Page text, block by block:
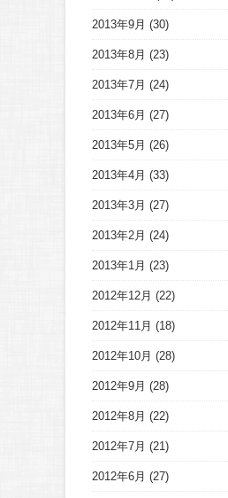
2013年9月 (30)
2013年8月 (23)
2013年7月 (24)
2013年6月 (27)
2013年5月 (26)
2013年4月 (33)
2013年3月 (27)
2013年2月 (24)
2013年1月 (23)
2012年12月 (22)
2012年11月 (18)
2012年10月 (28)
2012年9月 (28)
2012年8月 (22)
2012年7月 (21)
2012年6月 (27)